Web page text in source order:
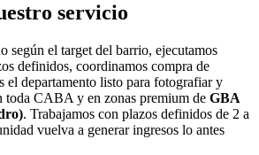
servicio
según el target del barrio, ejecutamos
definidos, coordinamos compra de
el departamento listo para fotografiar y
toda CABA y en zonas premium de GBA
. Trabajamos con plazos definidos de 2 a
vuelva a generar ingresos lo antes